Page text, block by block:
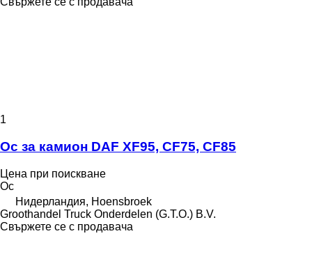
1
Ос за камион DAF XF95, CF75, CF85
Цена при поискване
Ос
Нидерландия, Hoensbroek
Groothandel Truck Onderdelen (G.T.O.) B.V.
Свържете се с продавача